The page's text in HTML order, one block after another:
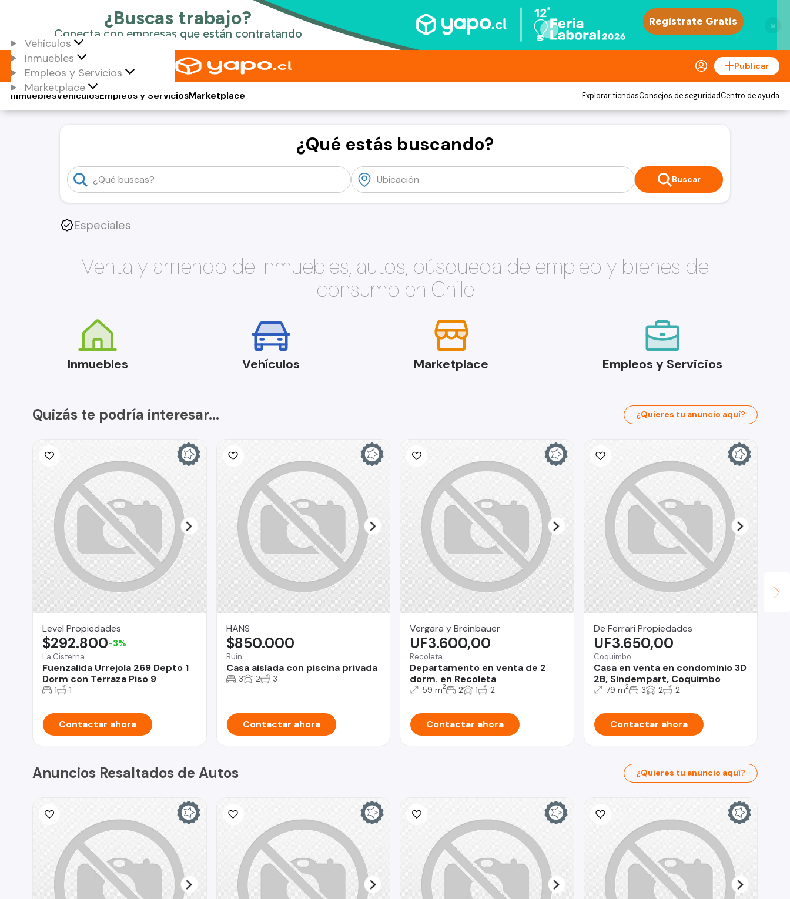
×
Vehículos
Inmuebles
Empleos y Servicios
Marketplace
Publicar
Vehículos
Inmuebles Empleos y ServiciosMarketplace Explorar tiendasConsejos de seguridadCentro de ayuda
¿Qué estás buscando?
Buscar
Especiales
Venta y arriendo de inmuebles, autos, búsqueda de empleo y bienes de
consumo en Chile
Inmuebles Vehículos Marketplace Empleos y Servicios
Quizás te podría interesar... ¿Quieres tu anuncio aquí?
Level Propiedades
La Cisterna
Fuenzalida Urrejola 269 Depto 1
Dorm con Terraza Piso 9
$292.800-3%
1 1
Contactar ahora
HANS
Buin
Casa aislada con piscina privada
$850.000
3 2 3
Contactar ahora
Vergara y Breinbauer
Recoleta
Departamento en venta de 2
dorm. en Recoleta
UF3.600,00
59 m2 2 1 2
Contactar ahora
De Ferrari Propiedades
Coquimbo
Casa en venta en condominio 3D
2B, Sindempart, Coquimbo
UF3.650,00
79 m2 3 2 2
Contactar ahora
Anuncios Resaltados de Autos ¿Quieres tu anuncio aquí?